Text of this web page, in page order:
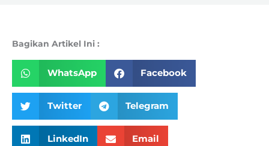
Bagikan Artikel Ini :
WhatsApp Facebook
Twitter Telegram
LinkedIn Email